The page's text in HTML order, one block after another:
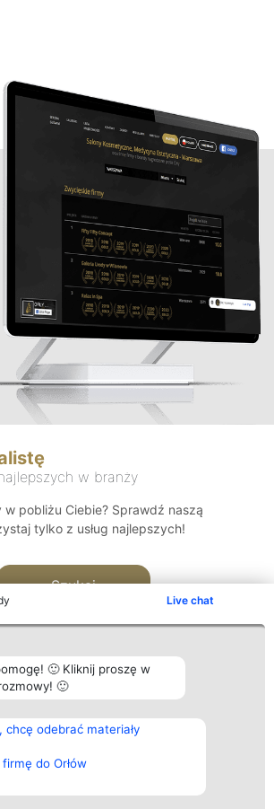
Live chat
🙂 Kliknij proszę w
🙂
odebrać materiały
do Orłów
w branży
w pobliżu Ciebie? Sprawdź naszą
tylko z usług najlepszych!
Szukaj
Plebiscyt
Laureaci
wszystkich
Laureatów
Regulamin
Kontakt
Kontakt